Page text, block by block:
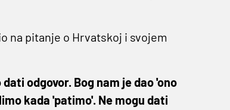
na pitanje o Hrvatskoj i svojem
odgovor. Bog nam je dao 'ono
kada 'patimo'. Ne mogu dati